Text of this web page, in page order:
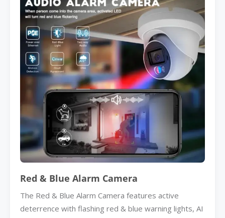
Red & Blue Alarm Camera
The Red & Blue Alarm Camera features active
deterrence with flashing red & blue warning lights, AI